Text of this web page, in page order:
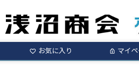
お気に入り マイ